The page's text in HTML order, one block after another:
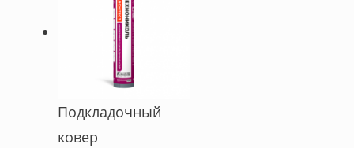
Подкладочный
ковер